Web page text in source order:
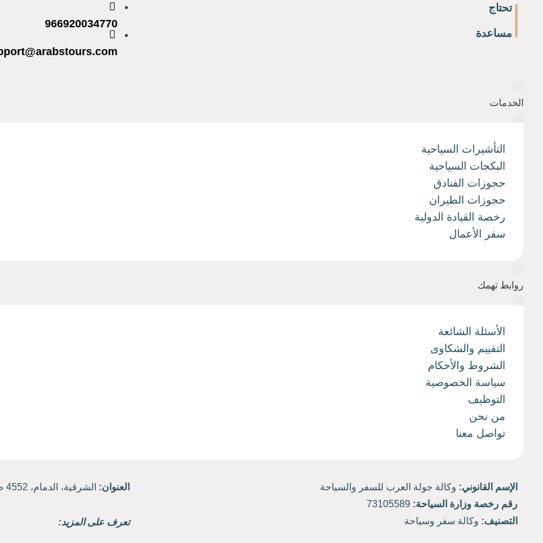
تحتاج
مساعدة
966920034770
الخدمات
التأشيرات السياحية
البكجات السياحية
حجوزات الفنادق
حجوزات الطيران
رخصة القيادة الدولية
سفر الأعمال
روابط تهمك
الأسئلة الشائعة
التقييم والشكاوى
الشروط والأحكام
سياسة الخصوصية
التوظيف
من نحن
تواصل معنا
الإسم القانوني: وكالة جولة العرب للسفر والسياحة
رقم رخصة وزارة السياحة:
التصنيف: وكالة سفر وسياحة
العنوان: الشرقية، الدمام، 4552 طريق الملك فهد، حي القادسية.
تعرف على المزيد: